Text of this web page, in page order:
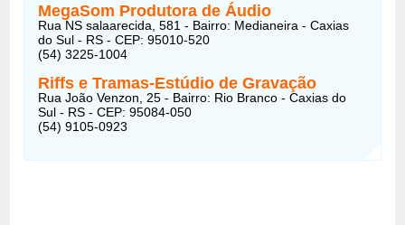
MegaSom Produtora de Áudio
Rua NS salaarecida, 581 - Bairro: Medianeira - Caxias
do Sul - RS - CEP: 95010-520
(54) 3225-1004
Riffs e Tramas-Estúdio de Gravação
Rua João Venzon, 25 - Bairro: Rio Branco - Caxias do
Sul - RS - CEP: 95084-050
(54) 9105-0923